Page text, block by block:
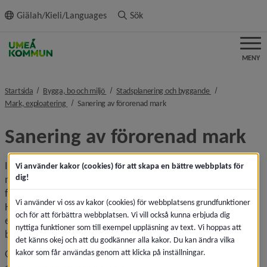
innehållet
Giälah/Kieli/Languages Sök
MENY
Startsida Bygga, bo och miljö nivå i brödsmulenavigeringen
Stadsplanering och byggande nivå i
Mark, exploatering nivå i brödsmulenavigeringen
Sanering av förorenad marknivå i brödsmulenavigeringen
Sanering av förorenad mark
Innan du påbörjar en byggnation på en fastighet, eller gör
någon annan åtgärd som påverkar marken, är det bra att ta
fram information om platsens historia och förutsättningar.
Historiskt kan marken ha använts till en rad saker, som till
exempel verksamheter eller upplagsområden som kan ha
bidragit till att marken har förorenats.
Genom att göra en markundersökning får du svar på om till
Vi använder kakor (cookies) för att skapa en bättre webbplats för
dig!
Vi använder vi oss av kakor (cookies) för webbplatsens grundfunktioner
och för att förbättra webbplatsen. Vi vill också kunna erbjuda dig
nyttiga funktioner som till exempel uppläsning av text. Vi hoppas att
det känns okej och att du godkänner alla kakor. Du kan ändra vilka
kakor som får användas genom att klicka på inställningar.